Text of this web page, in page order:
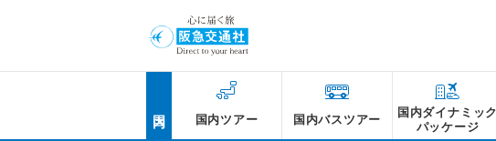
国内ツアー 国内バスツアー
国内ダイナミック
パッケージ